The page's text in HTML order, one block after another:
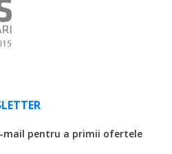
mail pentru a primii ofertele